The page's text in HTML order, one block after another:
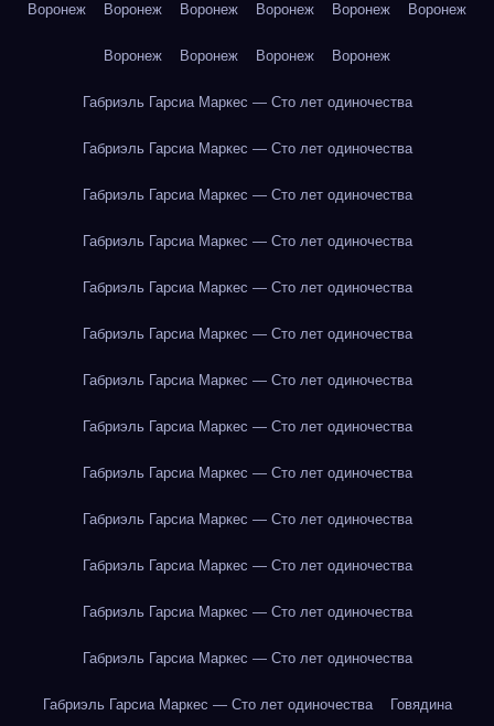
Воронеж Воронеж Воронеж Воронеж Воронеж Воронеж
Воронеж Воронеж Воронеж Воронеж
Габриэль Гарсиа Маркес — Сто лет одиночества
Габриэль Гарсиа Маркес — Сто лет одиночества
Габриэль Гарсиа Маркес — Сто лет одиночества
Габриэль Гарсиа Маркес — Сто лет одиночества
Габриэль Гарсиа Маркес — Сто лет одиночества
Габриэль Гарсиа Маркес — Сто лет одиночества
Габриэль Гарсиа Маркес — Сто лет одиночества
Габриэль Гарсиа Маркес — Сто лет одиночества
Габриэль Гарсиа Маркес — Сто лет одиночества
Габриэль Гарсиа Маркес — Сто лет одиночества
Габриэль Гарсиа Маркес — Сто лет одиночества
Габриэль Гарсиа Маркес — Сто лет одиночества
Габриэль Гарсиа Маркес — Сто лет одиночества
Габриэль Гарсиа Маркес — Сто лет одиночества Говядина